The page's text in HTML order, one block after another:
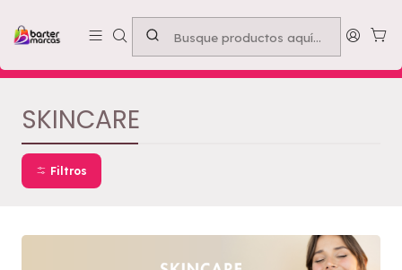
Emprende con nosotros -Compra mínima $50.000
Nuestros Productos Belleza Rostro SKINCARE
SKINCARE
Filtros